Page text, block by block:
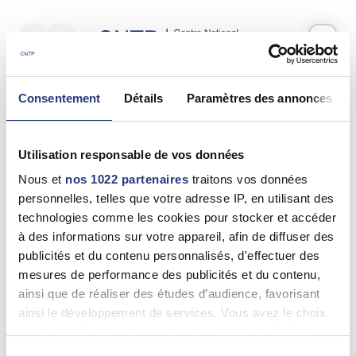
Consentement Détails Paramètres des annonces
Utilisation responsable de vos données
Nous et nos 1022 partenaires traitons vos données
personnelles, telles que votre adresse IP, en utilisant des
technologies comme les cookies pour stocker et accéder
à des informations sur votre appareil, afin de diffuser des
publicités et du contenu personnalisés, d'effectuer des
mesures de performance des publicités et du contenu,
ainsi que de réaliser des études d’audience, favorisant
ainsi le développement de services. Vous avez le choix
Votre test psychotechnique
Lundi 08 Juin 2026à09:00
Nom *
Prénom(s) *
Email *